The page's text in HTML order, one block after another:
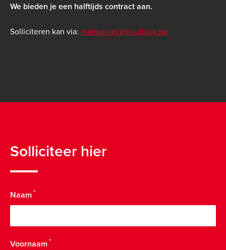
We bieden je een halftijds contract aan.
Solliciteren kan via: marioanieck@outlook.be
Solliciteer hier
Naam
Voornaam